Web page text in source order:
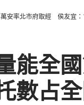
安率北市府取經 侯友宜
能全
占全